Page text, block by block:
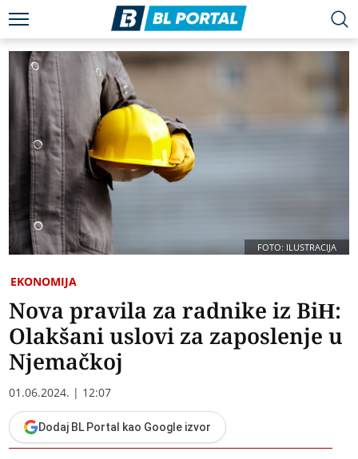
FOTO: ILUSTRACIJA
EKONOMIJA
Nova pravila za radnike iz BiH:
Olakšani uslovi za zaposlenje u
Njemačkoj
01.06.2024. | 12:07
Dodaj BL Portal kao Google izvor